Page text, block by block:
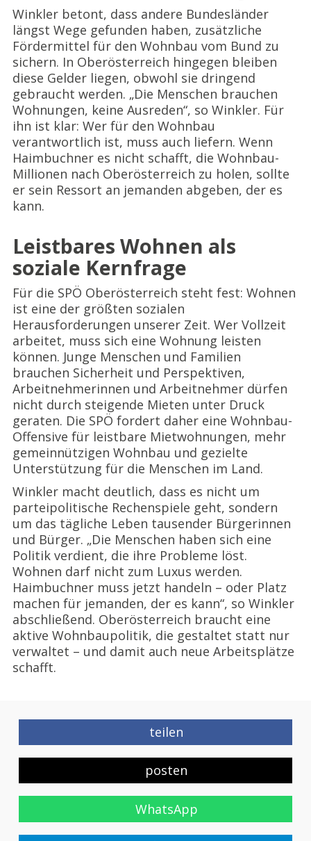
Winkler betont, dass andere Bundesländer
längst Wege gefunden haben, zusätzliche
Fördermittel für den Wohnbau vom Bund zu
sichern. In Oberösterreich hingegen bleiben
diese Gelder liegen, obwohl sie dringend
gebraucht werden. „Die Menschen brauchen
Wohnungen, keine Ausreden“, so Winkler. Für
ihn ist klar: Wer für den Wohnbau
verantwortlich ist, muss auch liefern. Wenn
Haimbuchner es nicht schafft, die Wohnbau-
Millionen nach Oberösterreich zu holen, sollte
er sein Ressort an jemanden abgeben, der es
kann.
Leistbares Wohnen als
soziale Kernfrage
Für die SPÖ Oberösterreich steht fest: Wohnen
ist eine der größten sozialen
Herausforderungen unserer Zeit. Wer Vollzeit
arbeitet, muss sich eine Wohnung leisten
können. Junge Menschen und Familien
brauchen Sicherheit und Perspektiven,
Arbeitnehmerinnen und Arbeitnehmer dürfen
nicht durch steigende Mieten unter Druck
geraten. Die SPÖ fordert daher eine Wohnbau-
Offensive für leistbare Mietwohnungen, mehr
gemeinnützigen Wohnbau und gezielte
Unterstützung für die Menschen im Land.
Winkler macht deutlich, dass es nicht um
parteipolitische Rechenspiele geht, sondern
um das tägliche Leben tausender Bürgerinnen
und Bürger. „Die Menschen haben sich eine
Politik verdient, die ihre Probleme löst.
Wohnen darf nicht zum Luxus werden.
Haimbuchner muss jetzt handeln – oder Platz
machen für jemanden, der es kann“, so Winkler
abschließend. Oberösterreich braucht eine
aktive Wohnbaupolitik, die gestaltet statt nur
verwaltet – und damit auch neue Arbeitsplätze
schafft.
teilen
posten
WhatsApp